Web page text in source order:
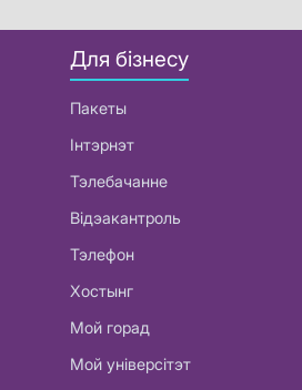
Для бізнесу
Пакеты
Інтэрнэт
Тэлебачанне
Відэакантроль
Тэлефон
Хостынг
Мой горад
Мой універсітэт